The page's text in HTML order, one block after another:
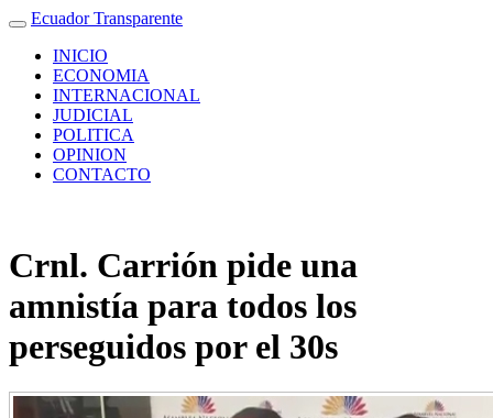
Ecuador Transparente
INICIO
ECONOMIA
INTERNACIONAL
JUDICIAL
POLITICA
OPINION
CONTACTO
Crnl. Carrión pide una
amnistía para todos los
perseguidos por el 30s